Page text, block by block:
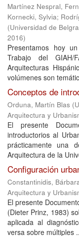
Martínez Nespral,
Kornecki, Sylvia;
(Universidad de
2016)
Presentamos hoy
Trabajo del GIAH/
Arquitecturas
volúmenes son
Conceptos de
Orduna, Martín Blas (
Arquitectura y
El presente
introductorios al
prácticamente una
Arquitectura de la
Configuración
Constantinidis,
Arquitectura y
El presente
(Dieter Prinz, 1983)
aplicada al
versa sobre múltiples